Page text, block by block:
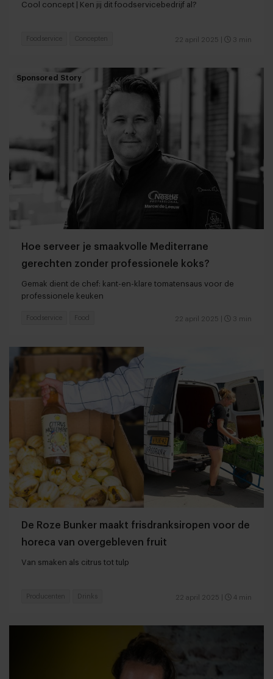
Cool concept | Ken jij dit foodservicebedrijf al?
22 april 2025 3 min
Foodservice Concepten
Sponsored Story
Hoe serveer je smaakvolle Mediterrane
gerechten zonder professionele koks?
Gemak dient de chef: kant-en-klare tomatensaus voor de
professionele keuken
22 april 2025 3 min
Foodservice Food
De Roze Bunker maakt frisdranksiropen voor de
horeca van overgebleven fruit
Van smaken als citrus tot tulp
22 april 2025 4 min
Producenten Drinks